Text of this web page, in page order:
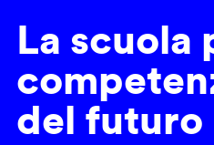
La scuola
del futuro